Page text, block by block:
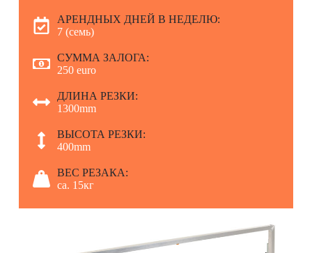
АРЕНДНЫХ ДНЕЙ В НЕДЕЛЮ:
7 (семь)
СУММА ЗАЛОГА:
250 euro
ДЛИНА РЕЗКИ:
1300mm
ВЫСОТА РЕЗКИ:
400mm
ВЕС РЕЗАКА:
ca. 15кг